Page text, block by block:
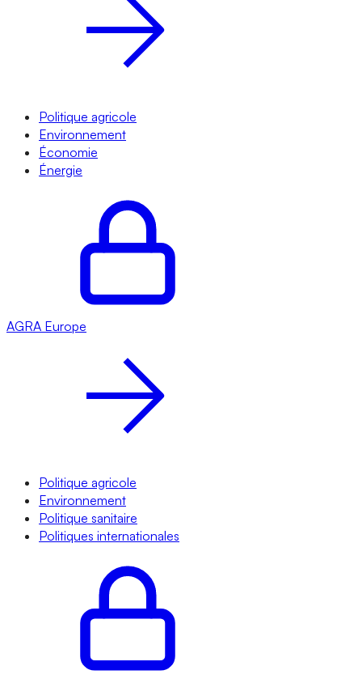
Politique agricole
Environnement
Économie
Énergie
AGRA Europe
Politique agricole
Environnement
Politique sanitaire
Politiques internationales